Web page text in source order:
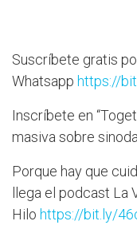
Suscríbete gratis
Whatsapp https://
Inscríbete en
masiva sobre
Porque hay que
llega el podcast La
Hilo https://bit.ly/